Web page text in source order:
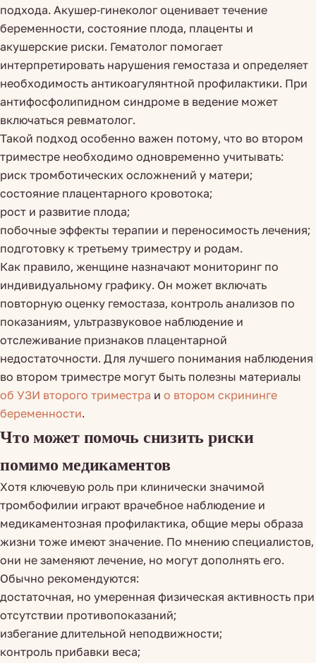
подхода. Акушер-гинеколог оценивает течение
беременности, состояние плода, плаценты и
акушерские риски. Гематолог помогает
интерпретировать нарушения гемостаза и определяет
необходимость антикоагулянтной профилактики. При
антифосфолипидном синдроме в ведение может
включаться ревматолог.
Такой подход особенно важен потому, что во втором
триместре необходимо одновременно учитывать:
риск тромботических осложнений у матери;
состояние плацентарного кровотока;
рост и развитие плода;
побочные эффекты терапии и переносимость лечения;
подготовку к третьему триместру и родам.
Как правило, женщине назначают мониторинг по
индивидуальному графику. Он может включать
повторную оценку гемостаза, контроль анализов по
показаниям, ультразвуковое наблюдение и
отслеживание признаков плацентарной
недостаточности. Для лучшего понимания наблюдения
во втором триместре могут быть полезны материалы
об УЗИ второго триместра и о втором скрининге
беременности.
Что может помочь снизить риски
помимо медикаментов
Хотя ключевую роль при клинически значимой
тромбофилии играют врачебное наблюдение и
медикаментозная профилактика, общие меры образа
жизни тоже имеют значение. По мнению специалистов,
они не заменяют лечение, но могут дополнять его.
Обычно рекомендуются:
достаточная, но умеренная физическая активность при
отсутствии противопоказаний;
избегание длительной неподвижности;
контроль прибавки веса;